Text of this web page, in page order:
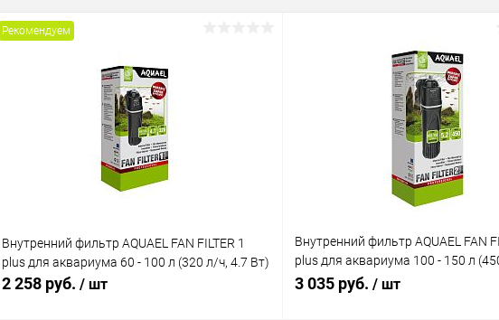
Рекомендуем
Внутренний фильтр AQUAEL FAN FILTER 1
plus для аквариума 60 - 100 л (320 л/ч, 4.7 Вт)
2 258 руб. / шт
Внутренний фильтр AQUAEL FAN
plus для аквариума 100 - 150 л
Вт)
3 035 руб. / шт